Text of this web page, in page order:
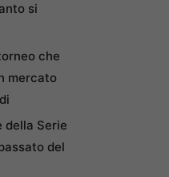
si
che
mercato
della Serie
del